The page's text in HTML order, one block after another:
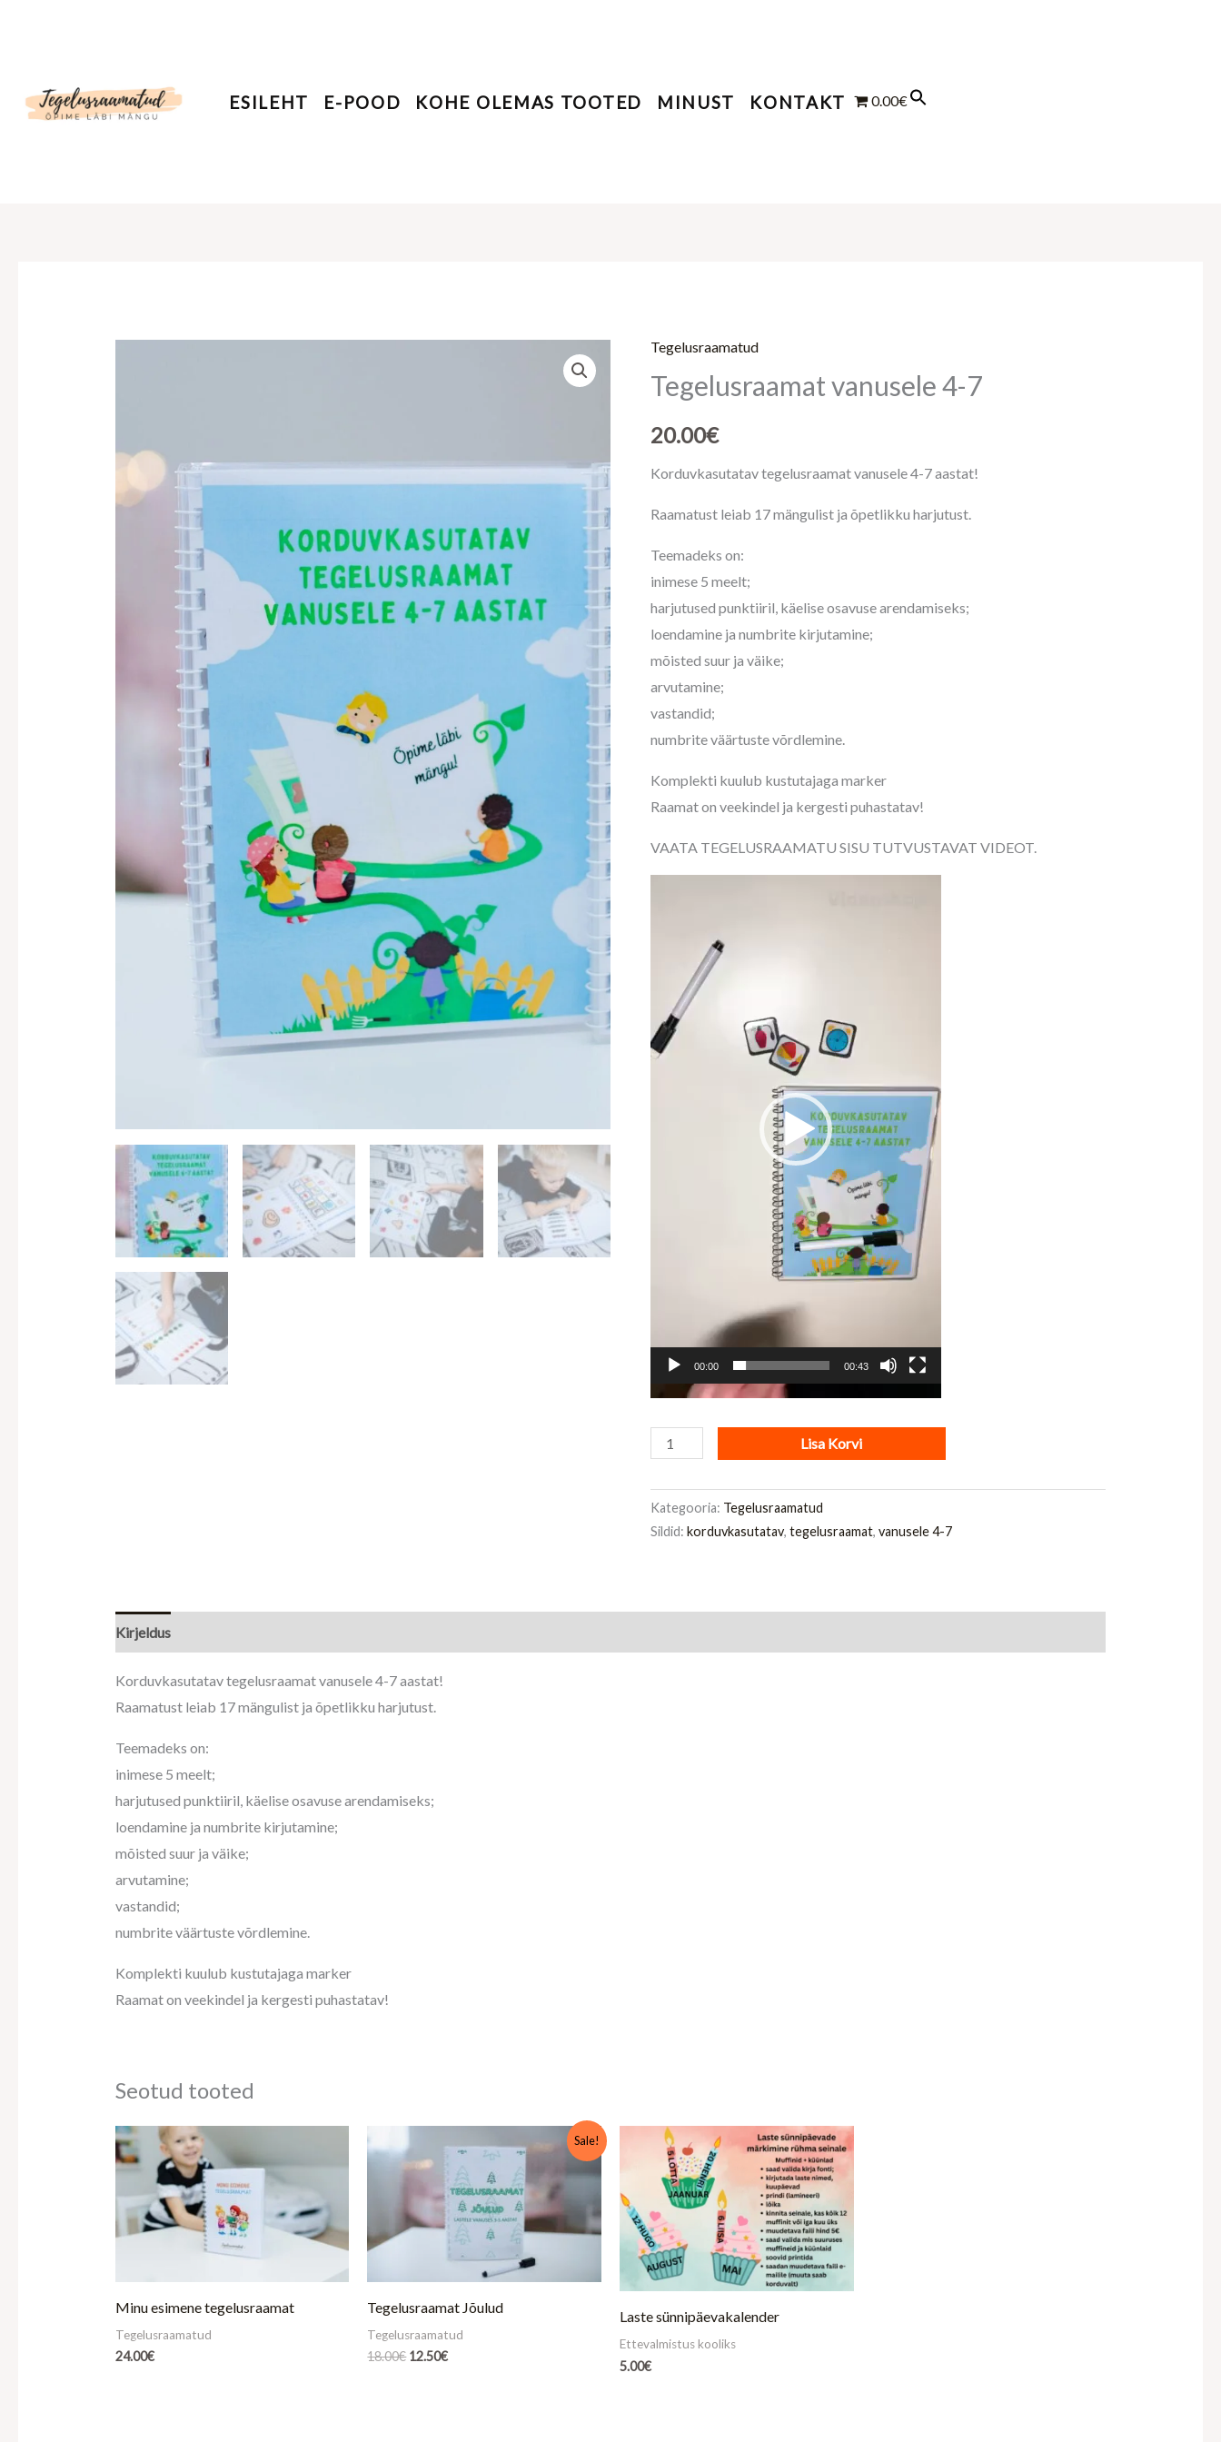
ESILEHT E-POOD KOHE OLEMAS TOOTED MINUST KONTAKT 0.00€
Tegelusraamatud
Tegelusraamat vanusele 4-7
20.00€
Korduvkasutatav tegelusraamat vanusele 4-7 aastat!
Raamatust leiab 17 mängulist ja õpetlikku harjutust.
Teemadeks on:
inimese 5 meelt;
harjutused punktiiril, käelise osavuse arendamiseks;
loendamine ja numbrite kirjutamine;
mõisted suur ja väike;
arvutamine;
vastandid;
numbrite väärtuste võrdlemine.
Komplekti kuulub kustutajaga marker
Raamat on veekindel ja kergesti puhastatav!
VAATA TEGELUSRAAMATU SISU TUTVUSTAVAT VIDEOT.
00:00 00:43
Tegelusraamat
vanusele
7
Lisa Korvi
Kategooria: Tegelusraamatud
Sildid: korduvkasutatav, tegelusraamat, vanusele 4-7
Kirjeldus
Korduvkasutatav tegelusraamat vanusele 4-7 aastat!
Raamatust leiab 17 mängulist ja õpetlikku harjutust.
Teemadeks on:
inimese 5 meelt;
harjutused punktiiril, käelise osavuse arendamiseks;
loendamine ja numbrite kirjutamine;
mõisted suur ja väike;
arvutamine;
vastandid;
numbrite väärtuste võrdlemine.
Komplekti kuulub kustutajaga marker
Raamat on veekindel ja kergesti puhastatav!
Seotud tooted
Minu esimene tegelusraamat
Tegelusraamatud
24.00€
Sale!
Tegelusraamat Jõulud
Tegelusraamatud
18.00€
hind
oli:
12.50€
hind
12.50€.
Laste sünnipäevakalender
Ettevalmistus kooliks
5.00€